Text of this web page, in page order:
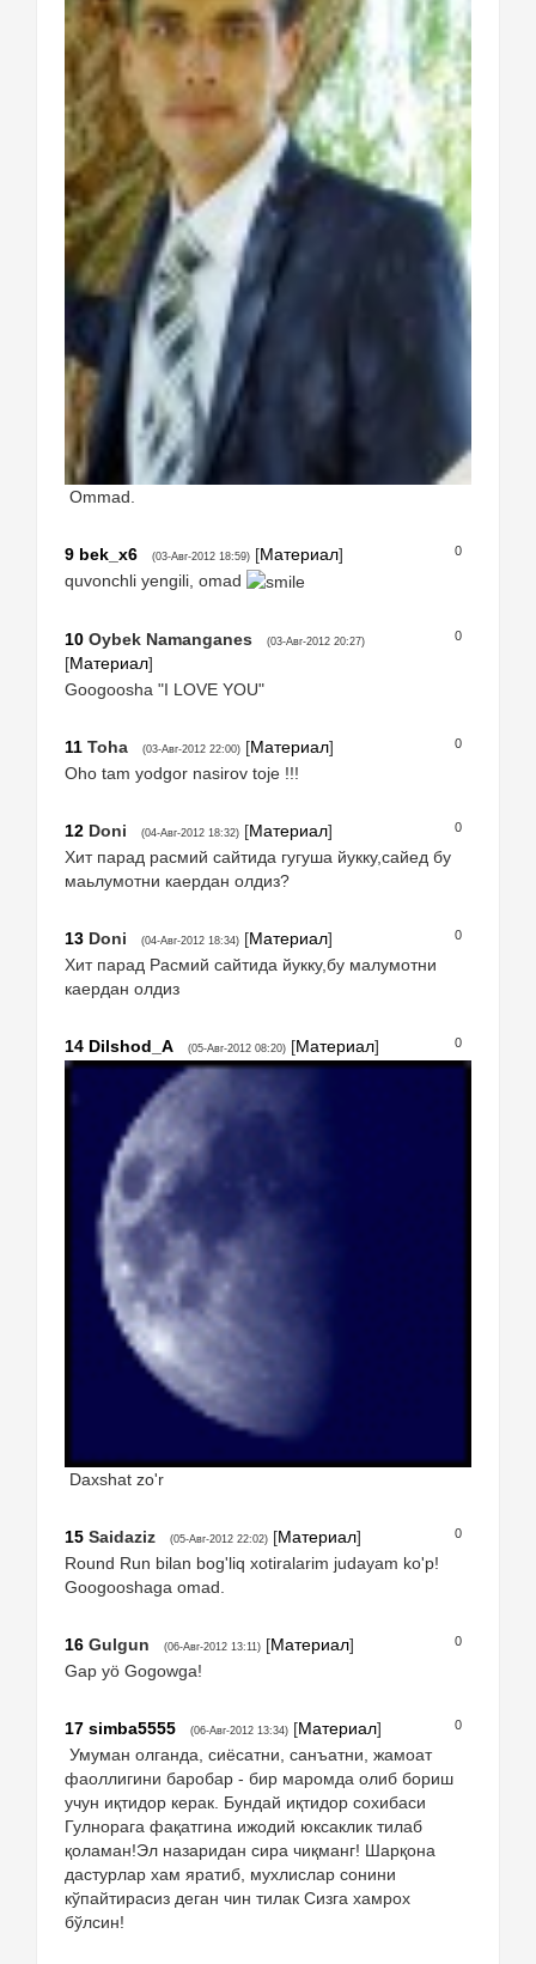
Ommad.
0
9 bek_x6 (03-Авг-2012 18:59) [Материал]
quvonchli yengili, omad
0
10 Oybek Namanganes (03-Авг-2012 20:27)
[Материал]
Googoosha "I LOVE YOU"
0
11 Toha (03-Авг-2012 22:00) [Материал]
Oho tam yodgor nasirov toje !!!
0
12 Doni (04-Авг-2012 18:32) [Материал]
Хит парад расмий сайтида гугуша йукку,сайед бу
маьлумотни каердан олдиз?
0
13 Doni (04-Авг-2012 18:34) [Материал]
Хит парад Расмий сайтида йукку,бу малумотни
каердан олдиз
0
14 Dilshod_A (05-Авг-2012 08:20) [Материал]
Daxshat zo'r
0
15 Saidaziz (05-Авг-2012 22:02) [Материал]
Round Run bilan bog'liq xotiralarim judayam ko'p!
Googooshaga omad.
0
16 Gulgun (06-Авг-2012 13:11) [Материал]
Gap yö Gogowga!
0
17 simba5555 (06-Авг-2012 13:34) [Материал]
Умуман олганда, сиёсатни, санъатни, жамоат
фаоллигини баробар - бир маромда олиб бориш
учун иқтидор керак. Бундай иқтидор сохибаси
Гулнорага фақатгина ижодий юксаклик тилаб
қоламан!Эл назаридан сира чиқманг! Шарқона
дастурлар хам яратиб, мухлислар сонини
кўпайтирасиз деган чин тилак Сизга хамрох
бўлсин!